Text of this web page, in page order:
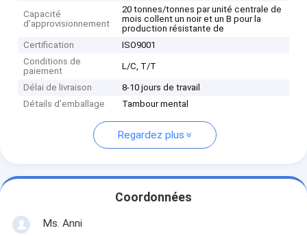
Capacité
d'approvisionnement
20 tonnes/tonnes par unité centrale de
mois collent un noir et un B pour la
production résistante de
Certification
ISO9001
Conditions de
paiement
L/C, T/T
Délai de livraison
8-10 jours de travail
Détails d'emballage
Tambour mental
Regardez plus
Coordonnées
Ms. Anni